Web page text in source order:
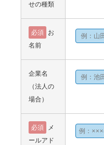
せの種類
必須
お
名前
企業名
（法人の
場合）
必須
メ
ールアド